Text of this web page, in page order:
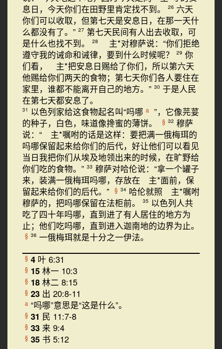
息日，今天你们在田野里肯定找不到。
26 六天
你们可以收取，但第七天是安息日，在那一天什
么都没有了。” 27 第七天民间有人出去收取，可
是什么也找不到。
28
主*对穆萨说：“你们拒绝
遵守我的诫命和诫律，要到什么时候呢？
29 你
们看， 主*把安息日赐给了你们，所以第六天
他赐给你们两天的食物；第七天你们各人要住在
家里，谁都不能离开自己的地方。” 30 于是人民
在第七天都安息了。
31 以色列家给这食物起名叫“吗哪 a
”，它像芫荽
的种子，白色，味道像搀蜜的薄饼。
§ 32 穆萨
说：“ 主*嘱咐的话是这样：要把满一俄梅珥的
吗哪保留起来给你们的后代，好让他们可以看见
当日我把你们从埃及地领出来的时候，在旷野给
你们吃的食物。” 33 穆萨对哈伦说：“拿一个罐子
来，装满一俄梅珥吗哪，存放在 主*面前，保
留起来给你们的后代。”
§ 34 哈伦就照 主*嘱咐
穆萨的，把吗哪保留在法柜前。
35 以色列人共
吃了四十年吗哪，直到进了有人居住的地方为
止；他们吃吗哪，直到进入迦南地的边界为止。
§ 36 一俄梅珥就是十分之一伊法。
§ 4 叶 6:31
§ 15 林一 10:3
§ 18 林二 8:15
§ 23 出 20:8-11
a “吗哪”意思是“这是什么”。
§ 31 民 11:7-8
§ 33 来 9:4
§ 35 书 5:12